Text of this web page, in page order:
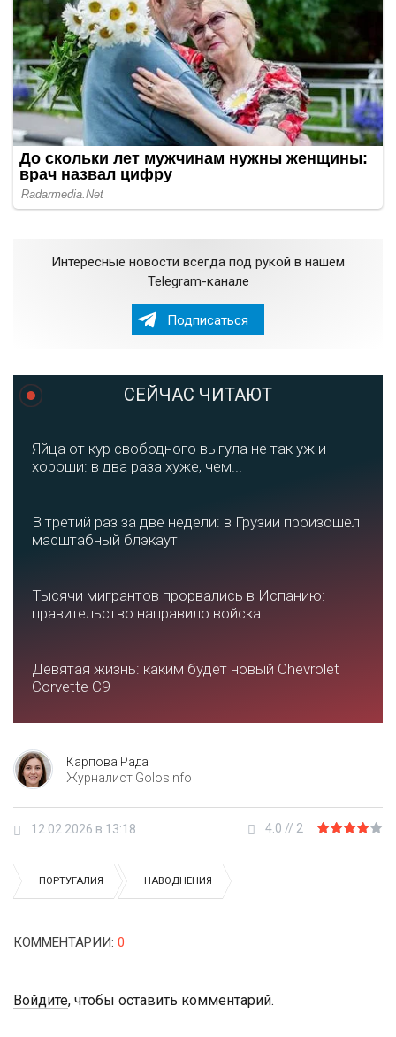
Интересные новости всегда под рукой в нашем
Telegram-канале
Подписаться
СЕЙЧАС ЧИТАЮТ
Яйца от кур свободного выгула не так уж и
хороши: в два раза хуже, чем...
В третий раз за две недели: в Грузии произошел
масштабный блэкаут
Тысячи мигрантов прорвались в Испанию:
правительство направило войска
Девятая жизнь: каким будет новый Chevrolet
Corvette C9
Карпова Рада
Журналист GolosInfo
12.02.2026 в 13:18 4.0 // 2
ПОРТУГАЛИЯ НАВОДНЕНИЯ
КОММЕНТАРИИ: 0
Войдите, чтобы оставить комментарий.